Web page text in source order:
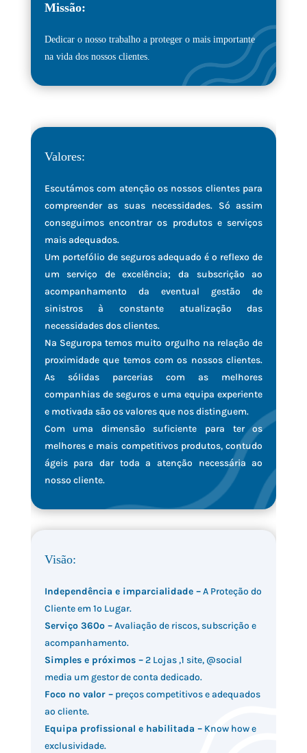
Missão:
Dedicar o nosso trabalho a proteger o mais importante
na vida dos nossos clientes.
Valores:
Escutámos com atenção os nossos clientes para
compreender as suas necessidades. Só assim
conseguimos encontrar os produtos e serviços
mais adequados.
Um portefólio de seguros adequado é o reflexo de
um serviço de excelência; da subscrição ao
acompanhamento da eventual gestão de
sinistros à constante atualização das
necessidades dos clientes.
Na Seguropa temos muito orgulho na relação de
proximidade que temos com os nossos clientes.
As sólidas parcerias com as melhores
companhias de seguros e uma equipa experiente
e motivada são os valores que nos distinguem.
Com uma dimensão suficiente para ter os
melhores e mais competitivos produtos, contudo
ágeis para dar toda a atenção necessária ao
nosso cliente.
Visão:
Independência e imparcialidade –A Proteção do
Cliente em 1º Lugar.
Serviço 360º –Avaliação de riscos, subscrição e
acompanhamento.
Simples e próximos –2 Lojas ,1 site, @social
media um gestor de conta dedicado.
Foco no valor –preços competitivos e adequados
ao cliente.
Equipa profissional e habilitada –Know how e
exclusividade.